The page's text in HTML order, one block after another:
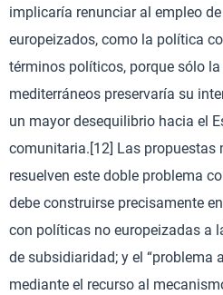
implicaría renunciar al empleo
europeizados, como la política
términos políticos, porque sólo
mediterráneos preservaría su
un mayor desequilibrio hacia el
comunitaria.[12] Las propuestas
resuelven este doble problema
debe construirse precisamente
con políticas no europeizadas a
de subsidiaridad; y el “problema
mediante el recurso al